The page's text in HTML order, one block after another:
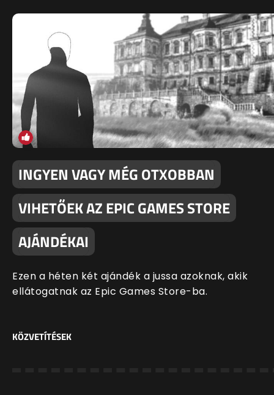
INGYEN VAGY MÉG OTXOBBAN
VIHETŐEK AZ EPIC GAMES STORE
AJÁNDÉKAI
Ezen a héten két ajándék a jussa azoknak, akik
ellátogatnak az Epic Games Store-ba.
KÖZVETÍTÉSEK